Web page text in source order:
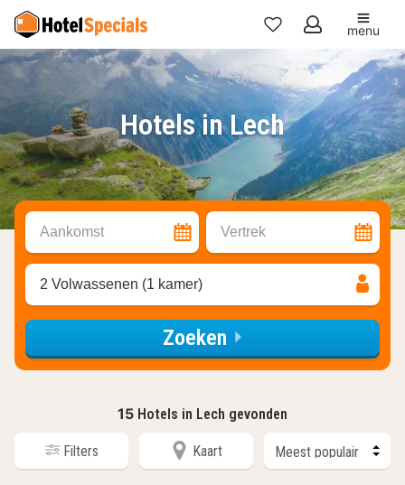
Mijn
favorieten
menu
Hotels in Lech
Aankomst Vertrek
2 Volwassenen (1 kamer)
Zoeken
15 Hotels in Lech gevonden
Filters Kaart